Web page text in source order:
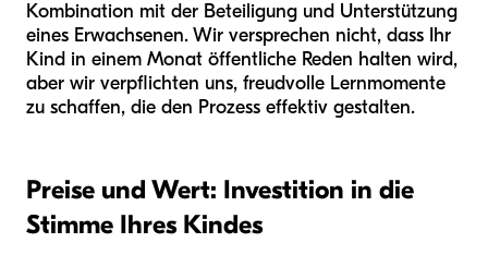
Kombination mit der Beteiligung und Unterstützung
eines Erwachsenen. Wir versprechen nicht, dass Ihr
Kind in einem Monat öffentliche Reden halten wird,
aber wir verpflichten uns, freudvolle Lernmomente
zu schaffen, die den Prozess effektiv gestalten.
Preise und Wert: Investition in die
Stimme Ihres Kindes